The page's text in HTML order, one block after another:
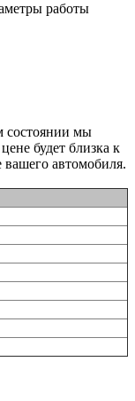
работы
состоянии мы
будет близка к
автомобиля.